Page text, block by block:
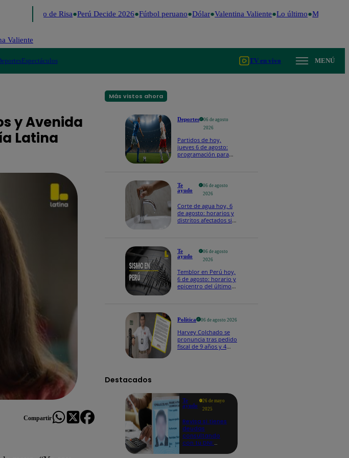
Me Caigo de Risa Perú Decide 2026 Fútbol peruano Dólar Valentina Valiente Lo último Me Caigo
Valiente
Espectáculos TV en vivo MENÚ
y Avenida
Latina
Compartir
Más vistos ahora
Deportes
06 de agosto
2026
Partidos de hoy,
jueves 6 de agosto:
programación para
Te
ayudo
06 de agosto
2026
Corte de agua hoy, 6
de agosto: horarios y
distritos afectados sin
Te
ayudo
06 de agosto
2026
Temblor en Perú hoy,
6 de agosto: horario y
epicentro del último
Política 06 de agosto 2026
Harvey Colchado se
pronuncia tras pedido
fiscal de 9 años y 4
Destacados
Te
ayudo
26 de mayo
2025
Revisa si tienes
deudas
consultando
con tu DNI: